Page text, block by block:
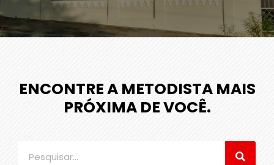
ENCONTRE A METODISTA MAIS
PRÓXIMA DE VOCÊ.